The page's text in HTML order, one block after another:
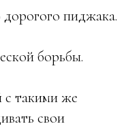
пиджака.
борьбы.
с такими же
свои